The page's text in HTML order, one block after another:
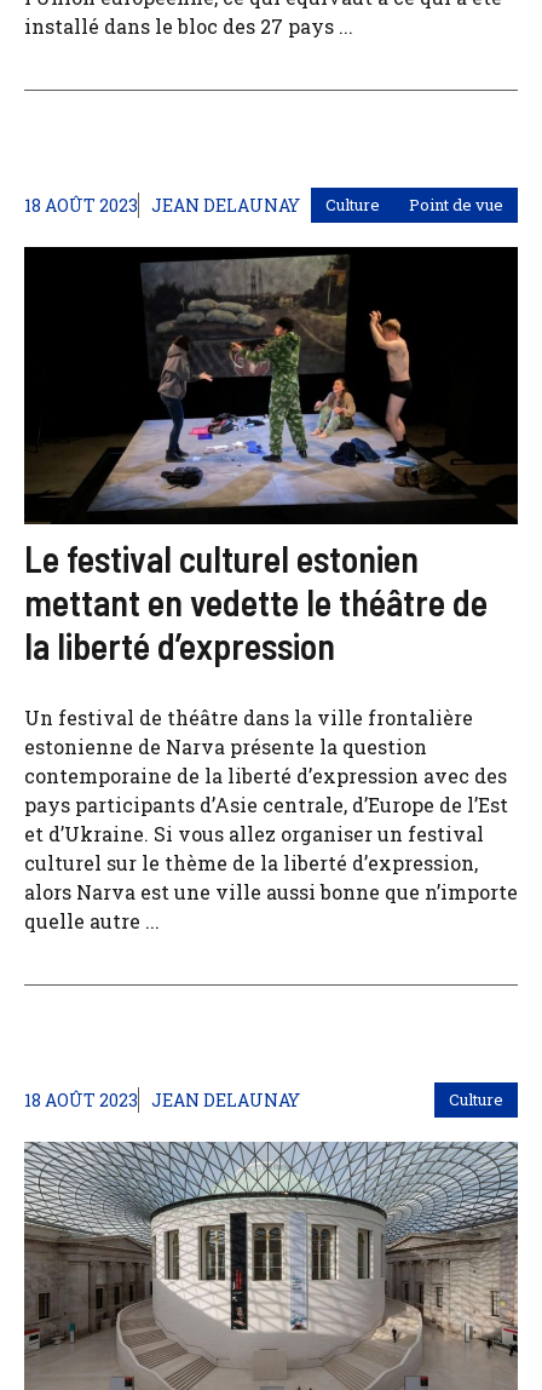
installé dans le bloc des 27 pays ...
18 AOÛT 2023 JEAN DELAUNAY Culture Point de vue
Le festival culturel estonien
mettant en vedette le théâtre de
la liberté d’expression
Un festival de théâtre dans la ville frontalière
estonienne de Narva présente la question
contemporaine de la liberté d’expression avec des
pays participants d’Asie centrale, d’Europe de l’Est
et d’Ukraine. Si vous allez organiser un festival
culturel sur le thème de la liberté d’expression,
alors Narva est une ville aussi bonne que n’importe
quelle autre ...
18 AOÛT 2023 JEAN DELAUNAY Culture